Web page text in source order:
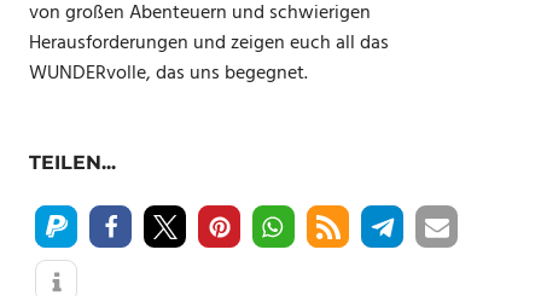
von großen Abenteuern und schwierigen
Herausforderungen und zeigen euch all das
WUNDERvolle, das uns begegnet.
TEILEN...